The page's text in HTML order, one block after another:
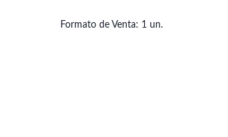
Formato de Venta: 1 un.